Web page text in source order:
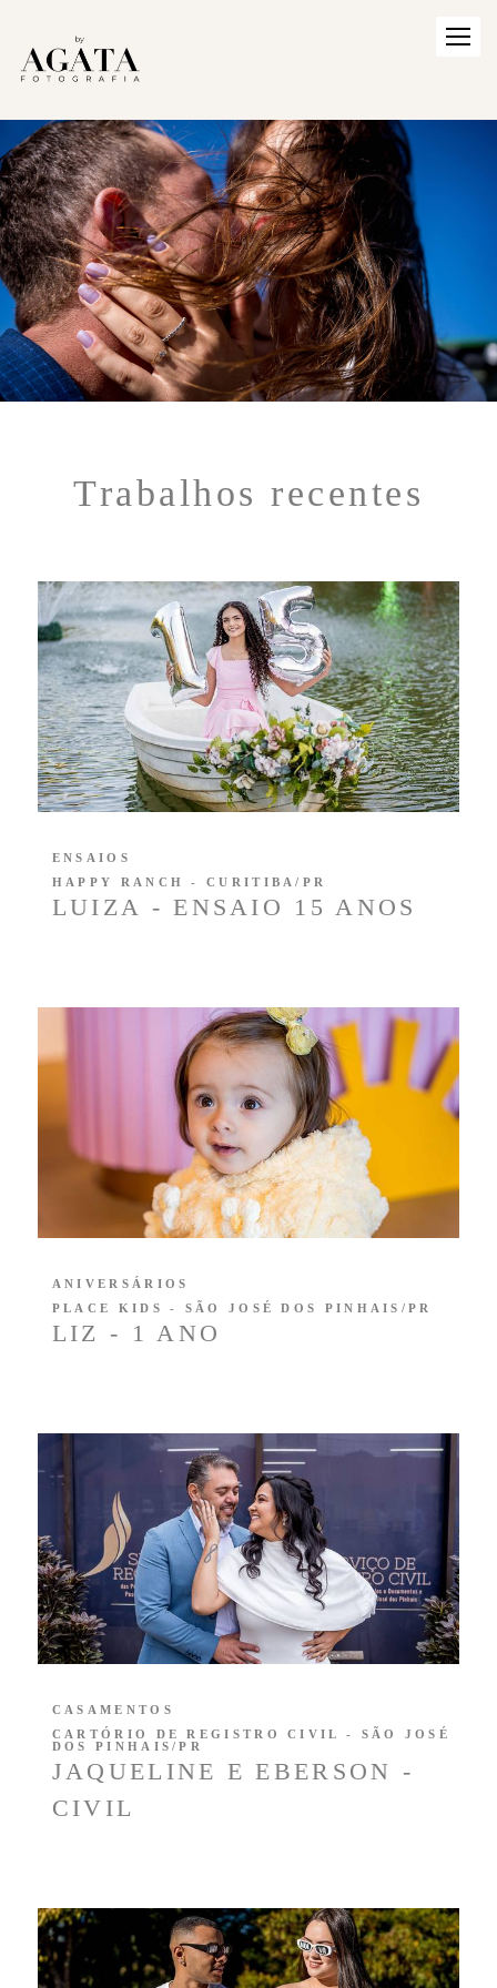
Trabalhos recentes
LUIZA - ENSAIO 15 ANOS
ENSAIOS
HAPPY RANCH - CURITIBA/PR
LIZ - 1 ANO
ANIVERSÁRIOS
PLACE KIDS - SÃO JOSÉ DOS PINHAIS/PR
JAQUELINE E EBERSON -
CIVIL
CASAMENTOS
CARTÓRIO DE REGISTRO CIVIL - SÃO JOSÉ
DOS PINHAIS/PR